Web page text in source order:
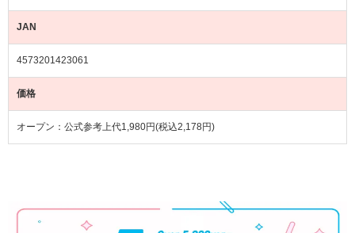
JAN
4573201423061
価格
オープン：公式参考上代1,980円(税込2,178円)